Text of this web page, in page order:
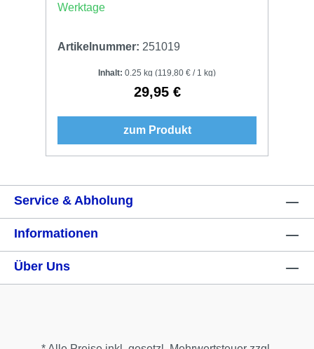
Werktage
Artikelnummer: 251019
Inhalt: 0.25 kg (119,80 € / 1 kg)
Regulärer Preis:
29,95 €
zum Produkt
Service & Abholung
Informationen
Über Uns